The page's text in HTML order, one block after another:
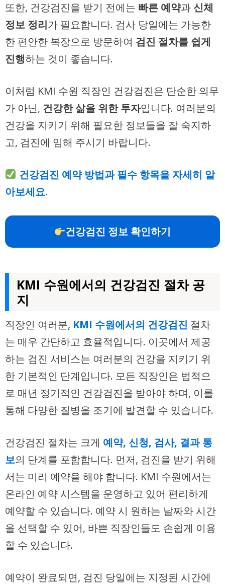
또한, 건강검진을 받기 전에는 빠른 예약과 신체
정보 정리가 필요합니다. 검사 당일에는 가능한
한 편안한 복장으로 방문하여 검진 절차를 쉽게
진행하는 것이 좋습니다.
이처럼 KMI 수원 직장인 건강검진은 단순한 의무
가 아닌, 건강한 삶을 위한 투자입니다. 여러분의
건강을 지키기 위해 필요한 정보들을 잘 숙지하
고, 검진에 임해 주시기 바랍니다.
건강검진 예약 방법과 필수 항목을 자세히 알
아보세요.
건강검진 정보 확인하기
KMI 수원에서의 건강검진 절차 공
지
직장인 여러분, KMI 수원에서의 건강검진 절차
는 매우 간단하고 효율적입니다. 이곳에서 제공
하는 검진 서비스는 여러분의 건강을 지키기 위
한 기본적인 단계입니다. 모든 직장인은 법적으
로 매년 정기적인 건강검진을 받아야 하며, 이를
통해 다양한 질병을 조기에 발견할 수 있습니다.
건강검진 절차는 크게 예약, 신청, 검사, 결과 통
보의 단계를 포함합니다. 먼저, 검진을 받기 위해
서는 미리 예약을 해야 합니다. KMI 수원에서는
온라인 예약 시스템을 운영하고 있어 편리하게
예약할 수 있습니다. 예약 시 원하는 날짜와 시간
을 선택할 수 있어, 바쁜 직장인들도 손쉽게 이용
할 수 있습니다.
예약이 완료되면, 검진 당일에는 지정된 시간에